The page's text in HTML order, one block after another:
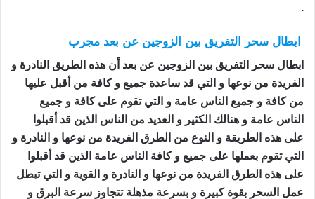
.
ابطال سحر التفريق بين الزوجين عن بعد مجرب
ابطال سحر التفريق بين الزوجين عن بعد أن هذه الطريق النادرة و
الفريدة من نوعها و التي قد ساعدة جميع و كافة من أقبل عليها
من كافة و جميع الناس عامة و التي تقوم على كافة و جميع
الناس عامة و هنالك الكثير و العديد من الناس الذين قد أقبلوا
على هذه الطريقة و النوع من الطرق الفريدة من نوعها و النادرة و
التي تقوم بعملها على جميع و كافة الناس عامة الذين قد أقبلوا
على هذه الطرق الفريدة من نوعها و النادرة و القوية و التي تبطل
عمل السحر بقوة كبيرة و بسرعة مذهلة تتجاوز سرعة البرق و